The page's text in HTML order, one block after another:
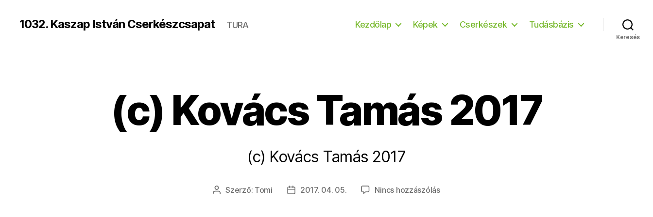
1032. Kaszap István Cserkészcsapat TURA Kezdőlap Képek Cserkészek Tudásbázis
Keresés
(c) Kovács Tamás 2017
(c) Kovács Tamás 2017
Bejegyzés
Szerző: Tomi
Bejegyzés
2017. 04. 05. Nincs hozzászólása(z)